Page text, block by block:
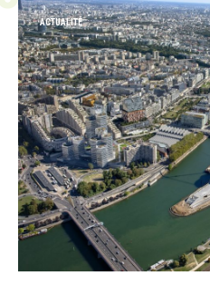
ACTUALITÉ